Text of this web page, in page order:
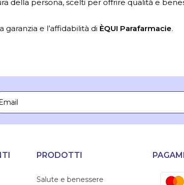
della persona, scelti per offrire qualità e
e l’affidabilità di ÈQUI Parafarmacie.
PRODOTTI
Salute e benessere